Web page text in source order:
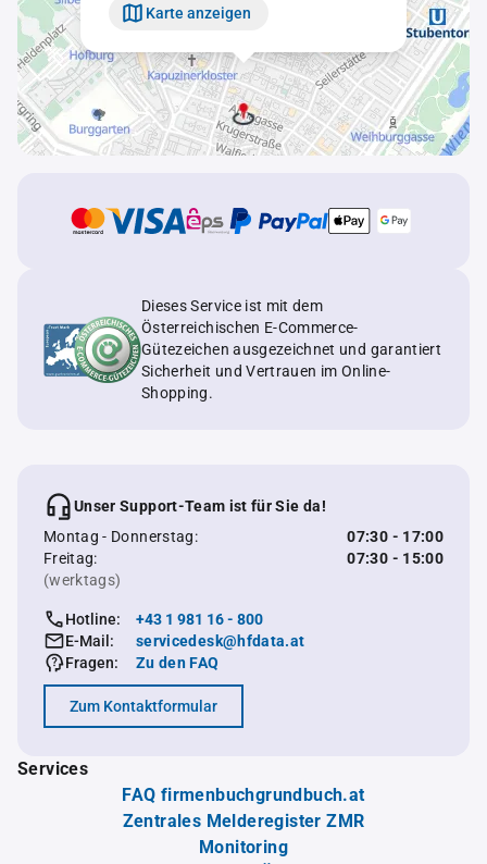
Karte anzeigen
Dieses Service ist mit dem
Österreichischen E-Commerce-
Gütezeichen ausgezeichnet und garantiert
Sicherheit und Vertrauen im Online-
Shopping.
Unser Support-Team ist für Sie da!
Montag - Donnerstag:
07:30 - 17:00
Freitag:
07:30 - 15:00
(werktags)
Hotline:
+43 1 981 16 - 800
E-Mail:
servicedesk@hfdata.at
Fragen:
Zu den FAQ
Zum Kontaktformular
Services
FAQ firmenbuchgrundbuch.at
Zentrales Melderegister ZMR
Monitoring